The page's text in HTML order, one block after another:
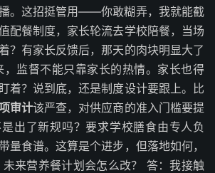
。这招挺管用——你敢糊弄，我就能截
配餐制度，家长轮流去学校陪餐，当场
？有家长反馈后，那天的肉块明显大了
，监督不能只靠家长的热情。家长也得
着？说到底，还是制度设计要跟上。比
审计该严查，对供应商的准入门槛要提
出了新规吗？要求学校膳食由专人负
量食谱。这算是个进步，但落地如何，
来营养餐计划会怎么改？ 答：我接触